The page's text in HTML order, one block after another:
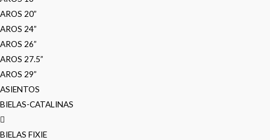
AROS 20”
AROS 24”
AROS 26”
AROS 27.5”
AROS 29”
ASIENTOS
BIELAS-CATALINAS
BIELAS FIXIE